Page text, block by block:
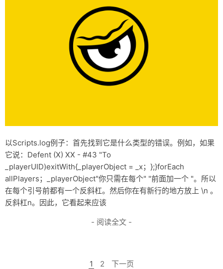
以Scripts.log例子：首先找到它是什么类型的错误。例如，如果
它说：Defent (X) XX - #43 "To
_playerUID)exitWith{_playerObject = _x；};}forEach
allPlayers；_playerObject"你只需在每个" "前面加一个 "。所以
在每个引号前都有一个反斜杠。然后你在有新行的地方放上 \n 。
反斜杠n。因此，它看起来应该
- 阅读全文 -
1 2 下一页